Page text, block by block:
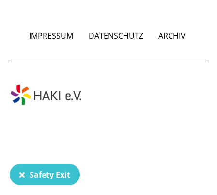
Safety Exit
IMPRESSUM DATENSCHUTZ ARCHIV